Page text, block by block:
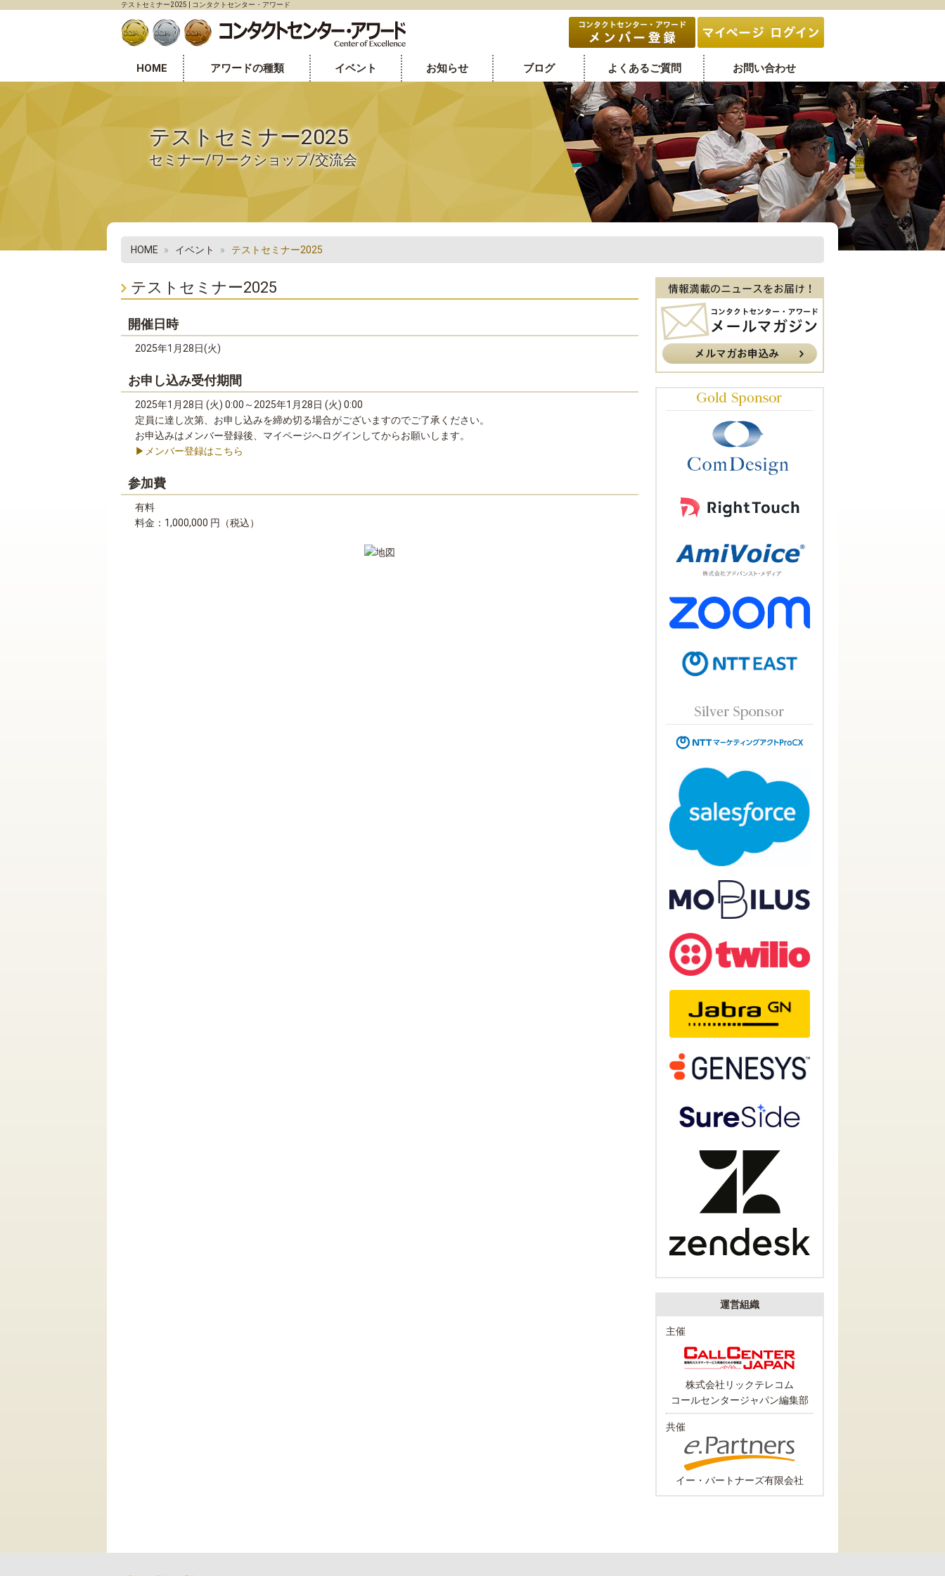
テストセミナー2025 | コンタクトセンター・アワード
HOME アワードの種類 イベント お知らせ ブログ よくあるご質問 お問い合わせ
テストセミナー2025
セミナー/ワークショップ/交流会
HOME イベント テストセミナー2025
テストセミナー2025
開催日時
2025年1月28日(火)
お申し込み受付期間
2025年1月28日 (火) 0:00～2025年1月28日 (火) 0:00
定員に達し次第、お申し込みを締め切る場合がございますのでご了承ください。
お申込みはメンバー登録後、マイページへログインしてからお願いします。
▶メンバー登録はこちら
参加費
有料
料金：1,000,000 円（税込）
運営組織
主催
株式会社リックテレコム
コールセンタージャパン編集部
共催
イー・パートナーズ有限会社